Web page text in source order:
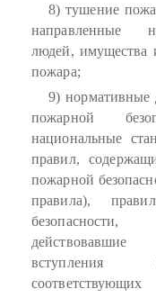
8) тушение
направленные
людей, имущества
пожара;
9) нормативные
пожарной
национальные
правил,
пожарной
правила),